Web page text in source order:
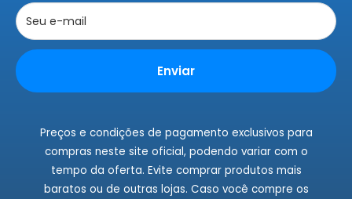
Trocas e Devoluções
Rastrear Pedidos
Seu e-mail
Enviar
Preços e condições de pagamento exclusivos para
compras neste site oficial, podendo variar com o
tempo da oferta. Evite comprar produtos mais
baratos ou de outras lojas. Caso você compre os